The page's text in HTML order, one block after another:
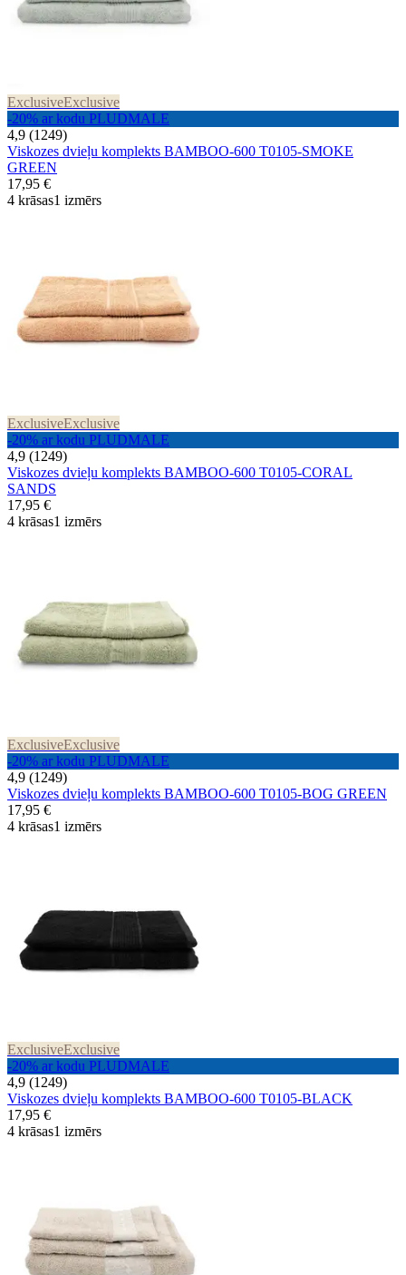
ExclusiveExclusive
-20% ar kodu PLUDMALE
4,9 (1249)
Viskozes dvieļu komplekts BAMBOO-600 T0105-SMOKE
GREEN
17,95 €
4 krāsas1 izmērs
ExclusiveExclusive
-20% ar kodu PLUDMALE
4,9 (1249)
Viskozes dvieļu komplekts BAMBOO-600 T0105-CORAL
SANDS
17,95 €
4 krāsas1 izmērs
ExclusiveExclusive
-20% ar kodu PLUDMALE
4,9 (1249)
Viskozes dvieļu komplekts BAMBOO-600 T0105-BOG GREEN
17,95 €
4 krāsas1 izmērs
ExclusiveExclusive
-20% ar kodu PLUDMALE
4,9 (1249)
Viskozes dvieļu komplekts BAMBOO-600 T0105-BLACK
17,95 €
4 krāsas1 izmērs